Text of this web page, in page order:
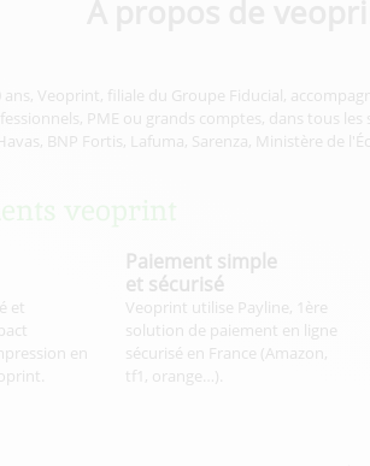
ans, Veoprint, filiale du Groupe Fiducial,
PME ou grands comptes, dans tous les
BNP Fortis, Lafuma, Sarenza, Ministère de
et
en
Paiement simple
et sécurisé
Veoprint utilise Payline, 1ère
solution de paiement en ligne
sécurisé en France (Amazon,
tf1, orange…).